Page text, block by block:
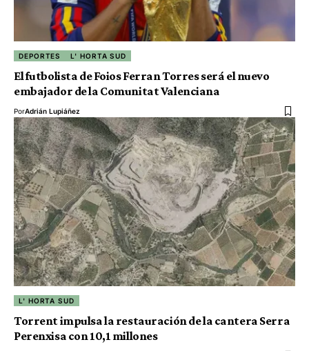
DEPORTES L' HORTA SUD
El futbolista de Foios Ferran Torres será el nuevo
embajador de la Comunitat Valenciana
PorAdrián Lupiáñez
L' HORTA SUD
Torrent impulsa la restauración de la cantera Serra
Perenxisa con 10,1 millones